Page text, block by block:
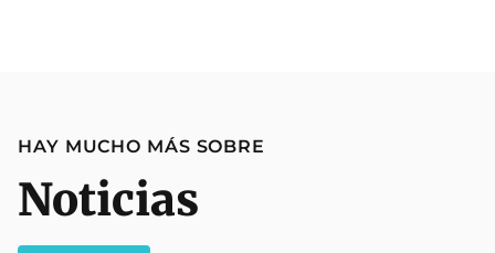
HAY MUCHO MÁS SOBRE
Noticias